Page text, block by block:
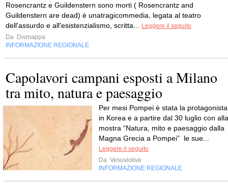
Rosencrantz e Guildenstern sono morti ( Rosencrantz and
Guildenstern are dead) è unatragicommedia, legata al teatro
dell'assurdo e all'esistenzialismo, scritta...
Leggere il seguito
Da Dismappa
INFORMAZIONE REGIONALE
Capolavori campani esposti a Milano
tra mito, natura e paesaggio
Per mesi Pompei è stata la protagonista
in Korea e a partire dal 30 luglio con alla
mostra “Natura, mito e paesaggio dalla
Magna Grecia a Pompei” le sue...
Leggere il seguito
Da Vesuviolive
INFORMAZIONE REGIONALE